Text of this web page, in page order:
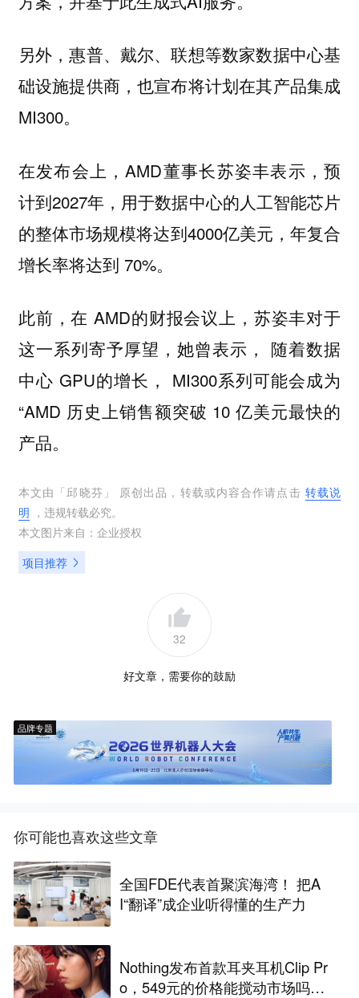
另外，惠普、戴尔、联想等数家数据中心基
础设施提供商，也宣布将计划在其产品集成
MI300。
在发布会上，AMD董事长苏姿丰表示，预
计到2027年，用于数据中心的人工智能芯片
的整体市场规模将达到4000亿美元，年复合
增长率将达到 70%。
此前，在 AMD的财报会议上，苏姿丰对于
这一系列寄予厚望，她曾表示， 随着数据
中心 GPU的增长， MI300系列可能会成为
“AMD 历史上销售额突破 10 亿美元最快的
产品。
本文由「 邱晓芬 」 原创出品，转载或内容合作请点击 转载说
明 ，违规转载必究。
本文图片来自： 企业授权
项目推荐
32
好文章，需要你的鼓励
品牌专题
你可能也喜欢这些文章
全国FDE代表首聚滨海湾！ 把A
I“翻译”成企业听得懂的生产力
Nothing发布首款耳夹耳机Clip Pr
o，549元的价格能搅动市场吗？